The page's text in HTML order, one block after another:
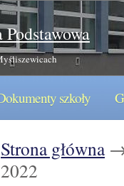
szkoły
Strona główna
2022